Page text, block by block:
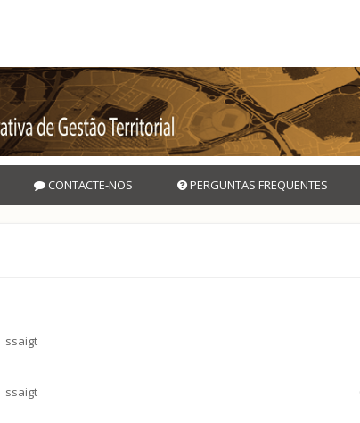
CONTACTE-NOS PERGUNTAS FREQUENTES
ssaigt
ssaigt